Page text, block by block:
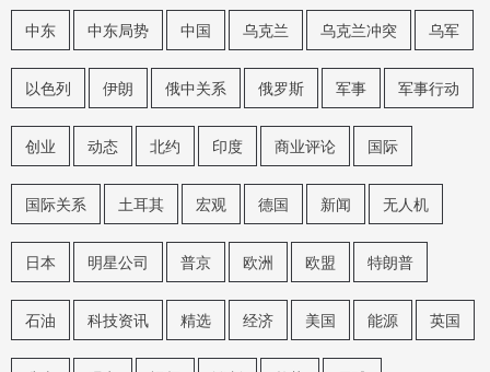
中东 中东局势 中国 乌克兰 乌克兰冲突 乌军
以色列 伊朗 俄中关系 俄罗斯 军事 军事行动
创业 动态 北约 印度 商业评论 国际
国际关系 土耳其 宏观 德国 新闻 无人机
日本 明星公司 普京 欧洲 欧盟 特朗普
石油 科技资讯 精选 经济 美国 能源 英国